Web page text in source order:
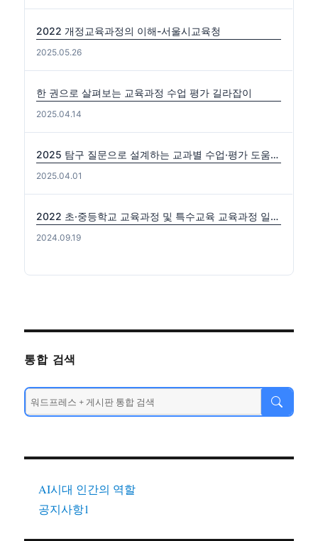
2022 개정교육과정의 이해-서울시교육청
2025.05.26
한 권으로 살펴보는 교육과정 수업 평가 길라잡이
2025.04.14
2025 탐구 질문으로 설계하는 교과별 수업·평가 도움자료(국수사과)
2025.04.01
2022 초·중등학교 교육과정 및 특수교육 교육과정 일부개정 고시 (2024-0816) 출처: https://edutown.tistory.com/1594 [초등교육마을2:티스토리]
2024.09.19
통합 검색
AI시대 인간의 역할
공지사항1